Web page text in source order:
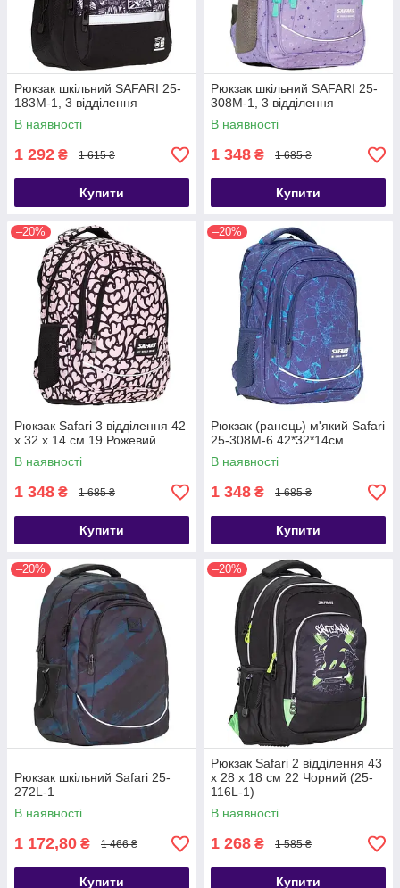
Рюкзак шкільний SAFARI 25-
183M-1, 3 відділення
В наявності
1 292 ₴ 1 615 ₴
Купити
Рюкзак шкільний SAFARI 25-
308M-1, 3 відділення
В наявності
1 348 ₴ 1 685 ₴
Купити
–20%
Рюкзак Safari 3 відділення 42
x 32 x 14 см 19 Рожевий
В наявності
1 348 ₴ 1 685 ₴
Купити
–20%
Рюкзак (ранець) м'який Safari
25-308M-6 42*32*14см
В наявності
1 348 ₴ 1 685 ₴
Купити
–20%
Рюкзак шкільний Safari 25-
272L-1
В наявності
1 172,80 ₴ 1 466 ₴
Купити
–20%
Рюкзак Safari 2 відділення 43
х 28 х 18 см 22 Чорний (25-
116L-1)
В наявності
1 268 ₴ 1 585 ₴
Купити